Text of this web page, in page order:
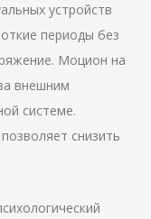
устройств
периоды без
Моцион на
внешним
системе.
снизить